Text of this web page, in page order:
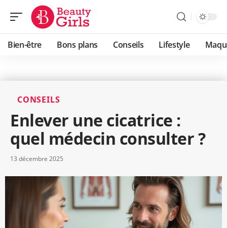
Bien-être Bons plans Conseils Lifestyle
CONSEILS
Enlever une cicatrice :
quel médecin consulter ?
13 décembre 2025